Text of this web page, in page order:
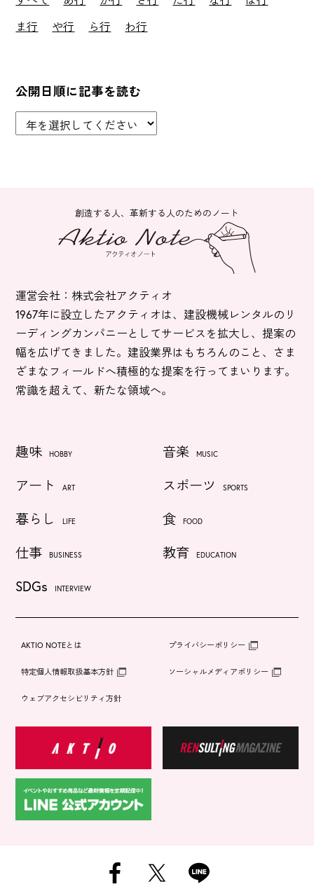
ま行
や行 ら行 わ行
公開日順に記事を読む
創造する人、革新する人のためのノート
運営会社：株式会社アクティオ
1967年に設立したアクティオは、建設機械レンタルのリ
ーディングカンパニーとしてサービスを拡大し、提案の
幅を広げてきました。建設業界はもちろんのこと、さま
ざまなフィールドへ積極的な提案を行ってまいります。
常識を超えて、新たな領域へ。
趣味 HOBBY 音楽 MUSIC
アート ART スポーツ SPORTS
暮らし LIFE 食 FOOD
仕事 BUSINESS 教育 EDUCATION
SDGs INTERVIEW
AKTIO NOTEとは プライバシーポリシー
特定個人情報取扱基本方針 ソーシャルメディアポリシー
ウェブアクセシビリティ方針